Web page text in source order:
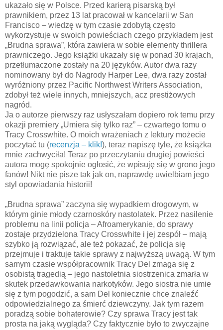
ukazało się w Polsce. Przed karierą pisarską był
prawnikiem, przez 13 lat pracował w kancelarii w San
Francisco – wiedzę w tym czasie zdobytą często
wykorzystuje w swoich powieściach czego przykładem jest
„Brudna sprawa”, która zawiera w sobie elementy thrillera
prawniczego. Jego książki ukazały się w ponad 30 krajach,
przetłumaczone zostały na 20 języków. Autor dwa razy
nominowany był do Nagrody Harper Lee, dwa razy został
wyróżniony przez Pacific Northwest Writers Association,
zdobył też wiele innych, mniejszych, acz prestiżowych
nagród.
Ja o autorze pierwszy raz usłyszałam dopiero rok temu przy
okazji premiery „Umiera się tylko raz” – czwartego tomu o
Tracy Crosswhite. O moich wrażeniach z lektury możecie
poczytać tu (recenzja – klik!), teraz napiszę tyle, że książka
mnie zachwyciła! Teraz po przeczytaniu drugiej powieści
autora mogę spokojnie ogłosić, że wpisuję się w grono jego
fanów! Nikt nie pisze tak jak on, naprawdę uwielbiam jego
styl opowiadania historii!
„Brudna sprawa” zaczyna się wypadkiem drogowym, w
którym ginie młody czarnoskóry nastolatek. Przez nasilenie
problemu na linii policja – Afroamerykanie, do sprawy
zostaje przydzielona Tracy Crosswhite i jej zespół – mają
szybko ją rozwiązać, ale też pokazać, że policja się
przejmuje i traktuje takie sprawy z najwyższą uwagą. W tym
samym czasie współpracownik Tracy Del zmaga się z
osobistą tragedią – jego nastoletnia siostrzenica zmarła w
skutek przedawkowania narkotyków. Jego siostra nie umie
się z tym pogodzić, a sam Del koniecznie chce znaleźć
odpowiedzialnego za śmierć dziewczyny. Jak tym razem
poradzą sobie bohaterowie? Czy sprawa Tracy jest tak
prosta na jaką wygląda? Czy faktycznie było to zwyczajne